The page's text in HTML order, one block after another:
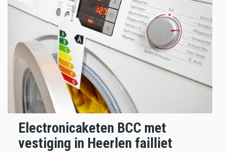
Electronicaketen BCC met
vestiging in Heerlen failliet